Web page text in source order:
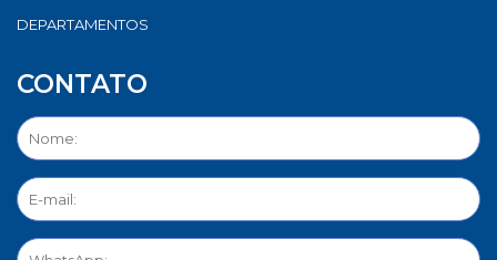
DEPARTAMENTOS
CONTATO